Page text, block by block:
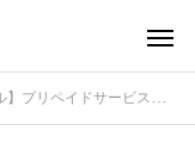
ス「EMチャージ」2016年6月30日にサービス提供を終了